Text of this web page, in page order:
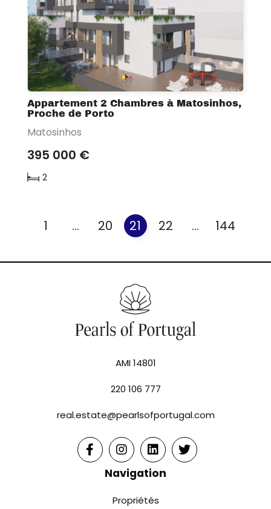
Appartement 2 Chambres à Matosinhos,
Proche de Porto
Matosinhos
395 000 €
2
1 ... 20 21 22 ... 144
AMI 14801
220 106 777
real.estate@pearlsofportugal.com
Navigation
Propriétés